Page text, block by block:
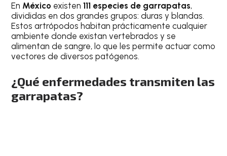
En México existen111 especies de garrapatas,
divididas en dos grandes grupos: duras y blandas.
Estos artrópodos habitan prácticamente cualquier
ambiente donde existan vertebrados y se
alimentan de sangre, lo que les permite actuar como
vectores de diversos patógenos.
¿Qué enfermedades transmiten las
garrapatas?